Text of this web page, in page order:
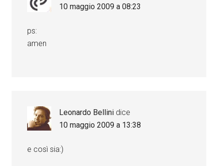
10 maggio 2009 a 08:23
ps:
amen
Leonardo Bellini dice
10 maggio 2009 a 13:38
e così sia:)